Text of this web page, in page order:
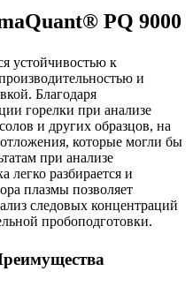
PQ 9000
устойчивостью к
и
Благодаря
горелки при анализе
и других образцов, на
которые могли бы
при анализе
разбирается и
плазмы позволяет
следовых концентраций
пробоподготовки.